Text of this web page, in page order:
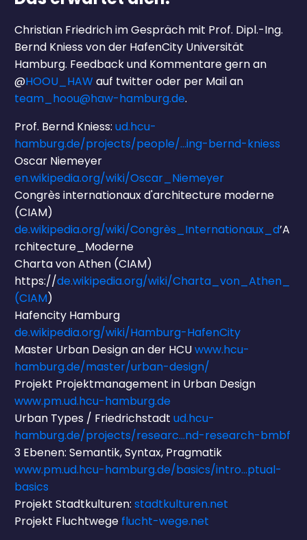
Christian Friedrich im Gespräch mit Prof. Dipl.-Ing.
Bernd Kniess von der HafenCity Universität
Hamburg. Feedback und Kommentare gern an
@HOOU_HAW auf twitter oder per Mail an
team_hoou@haw-hamburg.de.
Prof. Bernd Kniess: ud.hcu-
hamburg.de/projects/people/…ing-bernd-kniess
Oscar Niemeyer
en.wikipedia.org/wiki/Oscar_Niemeyer
Congrès internationaux d'architecture moderne
(CIAM)
de.wikipedia.org/wiki/Congrès_Internationaux_d’A
rchitecture_Moderne
Charta von Athen (CIAM)
https://de.wikipedia.org/wiki/Charta_von_Athen_
(CIAM)
Hafencity Hamburg
de.wikipedia.org/wiki/Hamburg-HafenCity
Master Urban Design an der HCUwww.hcu-
hamburg.de/master/urban-design/
Projekt Projektmanagement in Urban Design
www.pm.ud.hcu-hamburg.de
Urban Types / Friedrichstadt ud.hcu-
hamburg.de/projects/researc…nd-research-bmbf
3 Ebenen: Semantik, Syntax, Pragmatik
www.pm.ud.hcu-hamburg.de/basics/intro…ptual-
basics
Projekt Stadtkulturen: stadtkulturen.net
Projekt Fluchtwege flucht-wege.net